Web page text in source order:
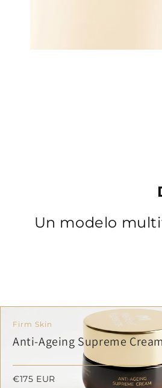
Un modelo
Firm Skin
Anti-Ageing Supreme Cream
€175 EUR